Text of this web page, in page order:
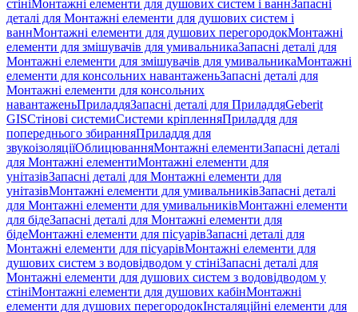
стініМонтажні елементи для душових систем і ваннЗапасні
деталі для Монтажні елементи для душових систем і
ваннМонтажні елементи для душових перегородокМонтажні
елементи для змішувачів для умивальникаЗапасні деталі для
Монтажні елементи для змішувачів для умивальникаМонтажні
елементи для консольних навантаженьЗапасні деталі для
Монтажні елементи для консольних
навантаженьПриладдяЗапасні деталі для ПриладдяGeberit
GISСтінові системиСистеми кріпленняПриладдя для
попереднього збиранняПриладдя для
звукоізоляціїОблицюванняМонтажні елементиЗапасні деталі
для Монтажні елементиМонтажні елементи для
унітазівЗапасні деталі для Монтажні елементи для
унітазівМонтажні елементи для умивальниківЗапасні деталі
для Монтажні елементи для умивальниківМонтажні елементи
для бідеЗапасні деталі для Монтажні елементи для
бідеМонтажні елементи для пісуарівЗапасні деталі для
Монтажні елементи для пісуарівМонтажні елементи для
душових систем з водовідводом у стініЗапасні деталі для
Монтажні елементи для душових систем з водовідводом у
стініМонтажні елементи для душових кабінМонтажні
елементи для душових перегородокІнсталяційні елементи для